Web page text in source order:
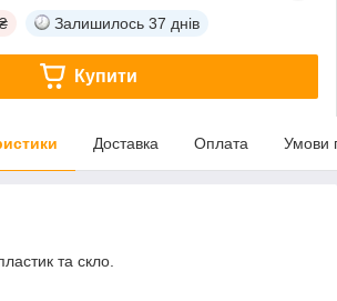
Залишилось 37 днів
Купити
Доставка Оплата Умови
та скло.